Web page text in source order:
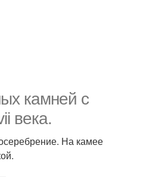
камней с
века.
На камее